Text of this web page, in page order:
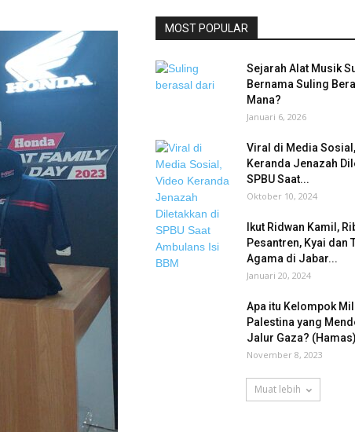
MOST POPULAR
Sejarah Alat Musik
Bernama Suling
Mana?
Januari 6, 2026
Viral di Media
Keranda Jenazah
SPBU Saat...
Oktober 10, 2024
Ikut Ridwan Kamil,
Pesantren, Kyai dan
Agama di Jabar...
Januari 20, 2024
Apa itu Kelompok
Palestina yang
Jalur Gaza? (Hamas)
November 8, 2023
Muat lebih